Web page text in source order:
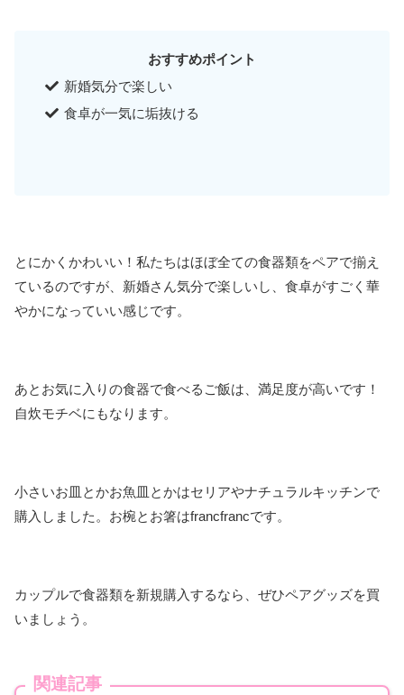
おすすめポイント
新婚気分で楽しい
食卓が一気に垢抜ける
とにかくかわいい！私たちはほぼ全ての食器類をペアで揃え
ているのですが、新婚さん気分で楽しいし、食卓がすごく華
やかになっていい感じです。
あとお気に入りの食器で食べるご飯は、満足度が高いです！
自炊モチベにもなります。
小さいお皿とかお魚皿とかはセリアやナチュラルキッチンで
購入しました。お椀とお箸はfrancfrancです。
カップルで食器類を新規購入するなら、ぜひペアグッズを買
いましょう。
関連記事